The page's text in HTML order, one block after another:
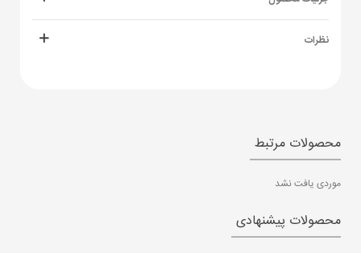
نظرات
محصولات مرتبط
موردی یافت نشد
محصولات پیشنهادی